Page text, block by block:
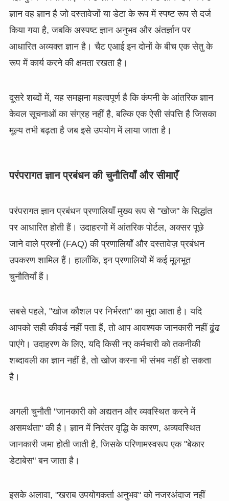
ज्ञान वह ज्ञान है जो दस्तावेजों या डेटा के रूप में स्पष्ट रूप से दर्ज
किया गया है, जबकि अस्पष्ट ज्ञान अनुभव और अंतर्ज्ञान पर
आधारित अव्यक्त ज्ञान है। चैट एआई इन दोनों के बीच एक सेतु के
रूप में कार्य करने की क्षमता रखता है।
दूसरे शब्दों में, यह समझना महत्वपूर्ण है कि कंपनी के आंतरिक ज्ञान
केवल सूचनाओं का संग्रह नहीं है, बल्कि एक ऐसी संपत्ति है जिसका
मूल्य तभी बढ़ता है जब इसे उपयोग में लाया जाता है।
परंपरागत ज्ञान प्रबंधन की चुनौतियाँ और सीमाएँ
परंपरागत ज्ञान प्रबंधन प्रणालियाँ मुख्य रूप से "खोज" के सिद्धांत
पर आधारित होती हैं। उदाहरणों में आंतरिक पोर्टल, अक्सर पूछे
जाने वाले प्रश्नों (FAQ) की प्रणालियाँ और दस्तावेज़ प्रबंधन
उपकरण शामिल हैं। हालाँकि, इन प्रणालियों में कई मूलभूत
चुनौतियाँ हैं।
सबसे पहले, "खोज कौशल पर निर्भरता" का मुद्दा आता है। यदि
आपको सही कीवर्ड नहीं पता हैं, तो आप आवश्यक जानकारी नहीं ढूंढ
पाएंगे। उदाहरण के लिए, यदि किसी नए कर्मचारी को तकनीकी
शब्दावली का ज्ञान नहीं है, तो खोज करना भी संभव नहीं हो सकता
है।
अगली चुनौती "जानकारी को अद्यतन और व्यवस्थित करने में
असमर्थता" की है। ज्ञान में निरंतर वृद्धि के कारण, अव्यवस्थित
जानकारी जमा होती जाती है, जिसके परिणामस्वरूप एक "बेकार
डेटाबेस" बन जाता है।
इसके अलावा, "खराब उपयोगकर्ता अनुभव" को नजरअंदाज नहीं